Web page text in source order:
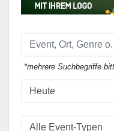
*mehrere Suchbegriffe